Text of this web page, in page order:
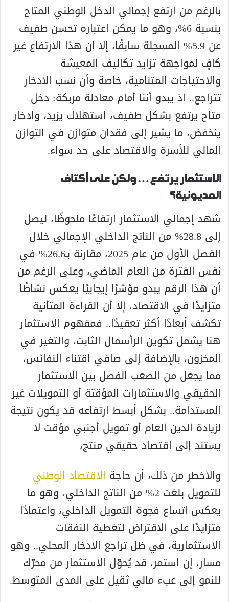
بالرغم من ارتفع إجمالي الدخل الوطني المتاح
بنسبة 6%، وهو ما يمكن اعتباره تحسن طفيف
عن 5.9% المسجلة سابقًا، إلا ان هذا الارتفاع غير
كافٍ لمواجهة تزايد تكاليف المعيشة
والاحتياجات المتنامية، خاصة وأن نسب الادخار
تتراجع.. اذ يبدو أننا أمام معادلة مربكة: دخل
متاح يرتفع بشكل طفيف، استهلاك يزيد، وادخار
ينخفض، ما يشير إلى فقدان متوازن في التوازن
المالي للأسرة والاقتصاد على حد سواء.
الاستثمار يرتفع… ولكن على أكتاف
المديونية؟
شهد إجمالي الاستثمار ارتفاعًا ملحوظًا، ليصل
إلى 28.8% من الناتج الداخلي الإجمالي خلال
الفصل الأول من عام 2025، مقارنة بـ26.6% في
نفس الفترة من العام الماضي، وعلى الرغم من
أن هذا الرقم يبدو مؤشرًا إيجابيًا يعكس نشاطًا
متزايدًا في الاقتصاد، إلا أن القراءة المتأنية
تكشف أبعادًا أكثر تعقيدًا.. فمفهوم الاستثمار
هنا يشمل تكوين الرأسمال الثابت، والتغير في
المخزون، بالإضافة إلى صافي اقتناء النفائس،
مما يجعل من الصعب الفصل بين الاستثمار
الحقيقي والاستثمارات المؤقتة أو التمويلات غير
المستدامة.. بشكل أبسط ارتفاعه قد يكون نتيجة
لزيادة الدين العام أو تمويل أجنبي مؤقت لا
يستند إلى اقتصاد حقيقي منتج،
والأخطر من ذلك، أن حاجة الاقتصاد الوطني
للتمويل بلغت 2% من الناتج الداخلي، وهو ما
يعكس اتساع فجوة التمويل الداخلي، واعتمادًا
متزايدًا على الاقتراض لتغطية النفقات
الاستثمارية، في ظل تراجع الادخار المحلي.. وهو
مسار، إن استمر، قد يُحوّل الاستثمار من محرّك
للنمو إلى عبء مالي ثقيل على المدى المتوسط.